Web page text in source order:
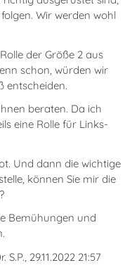
Wir werden wohl
der Größe 2 aus
schon, würden wir
entscheiden.
beraten. Da ich
eine Rolle für Links-
Und dann die wichtige
können Sie mir die
Bemühungen und
29.11.2022 21:57